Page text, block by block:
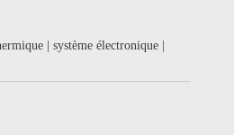
| système électronique |